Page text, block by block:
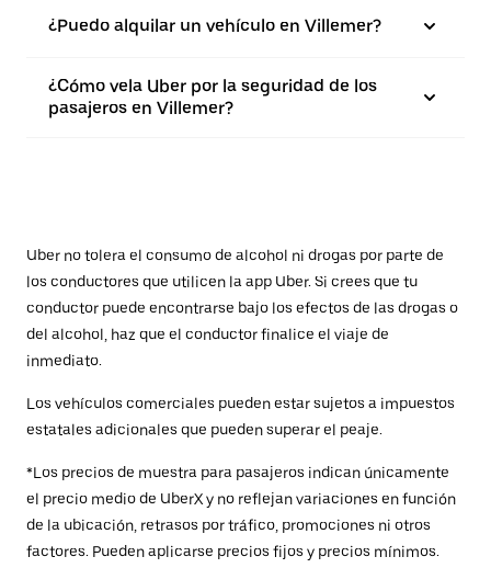
¿Puedo alquilar un vehículo en Villemer?
¿Cómo vela Uber por la seguridad de los
pasajeros en Villemer?
Uber no tolera el consumo de alcohol ni drogas por parte de
los conductores que utilicen la app Uber. Si crees que tu
conductor puede encontrarse bajo los efectos de las drogas o
del alcohol, haz que el conductor finalice el viaje de
inmediato.
Los vehículos comerciales pueden estar sujetos a impuestos
estatales adicionales que pueden superar el peaje.
*Los precios de muestra para pasajeros indican únicamente
el precio medio de UberX y no reflejan variaciones en función
de la ubicación, retrasos por tráfico, promociones ni otros
factores. Pueden aplicarse precios fijos y precios mínimos.